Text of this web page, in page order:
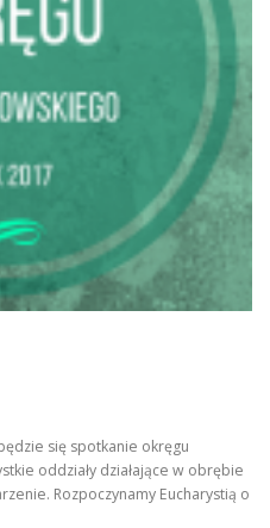
się spotkanie okręgu
oddziały działające w obrębie
Rozpoczynamy Eucharystią o